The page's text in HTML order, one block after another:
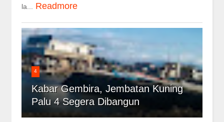
la...
Readmore
4
Kabar Gembira, Jembatan Kuning
Palu 4 Segera Dibangun